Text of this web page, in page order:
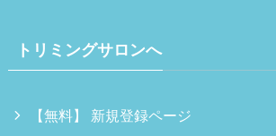
トリミングサロンへ
【無料】 新規登録ページ